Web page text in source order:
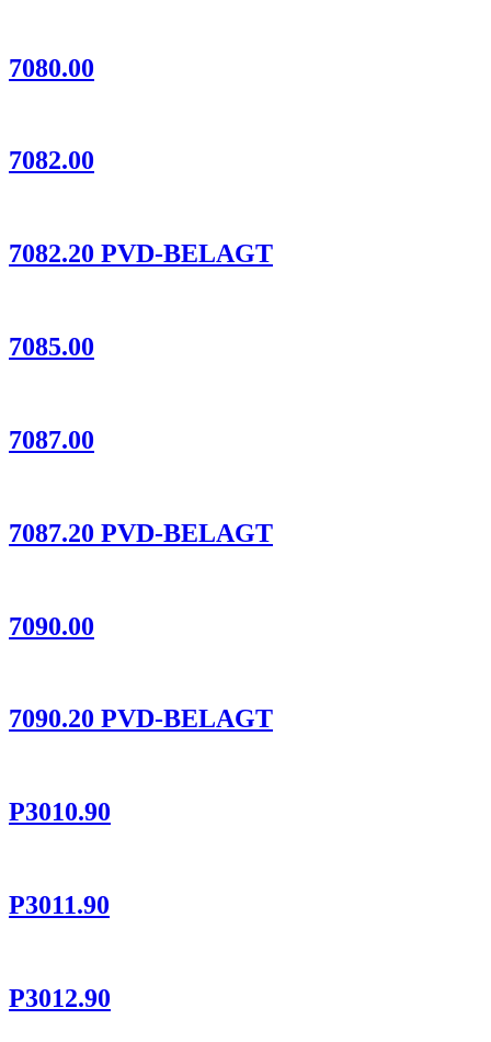
7080.00
7082.00
7082.20 PVD-BELAGT
7085.00
7087.00
7087.20 PVD-BELAGT
7090.00
7090.20 PVD-BELAGT
P3010.90
P3011.90
P3012.90